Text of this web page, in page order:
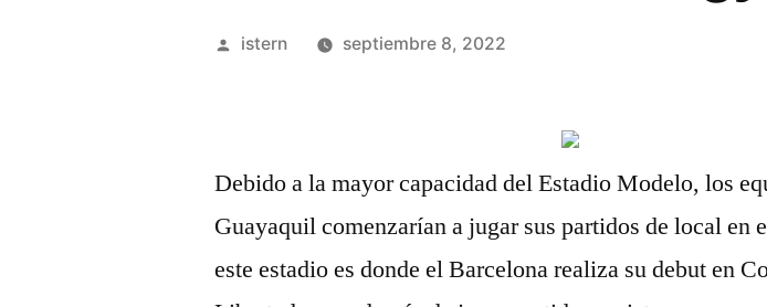
Publicado
istern septiembre 8, 2022
Debido a la mayor capacidad del Estadio Modelo, los
Guayaquil comenzarían a jugar sus partidos de local en
este estadio es donde el Barcelona realiza su debut en